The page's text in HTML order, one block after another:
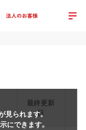
見られます。
にできます。
最終更新
日